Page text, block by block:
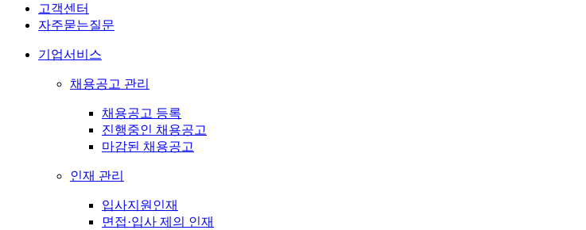
고객센터
자주묻는질문
기업서비스
채용공고 관리
채용공고 등록
진행중인 채용공고
마감된 채용공고
인재 관리
입사지원인재
면접·입사 제의 인재